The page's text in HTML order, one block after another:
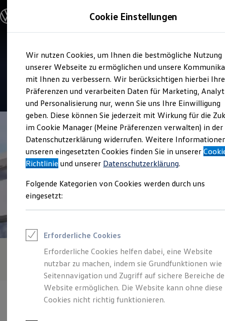
Hauptinhalt
springen
Footer
springen
Modelle und Konfigurator
Modelle vergleichen
Elektroautos
ENERGY Sondermodelle
Nutzfahrzeuge
SUV und CUV
Familienautos
Kombis
Kompaktwagen
Sportwagen
Schnell verfügbare Fahrzeuge
Angebote und Produkte
Aktuelle Angebote
E-Auto-Förderung
Volkswagen Marktplatz
Junge Gebrauchtwagen und Gebrauchtwagen
Volkswagen Zertifizierte Gebrauchtwagen
Zubehör- und Serviceangebote
Leasing
Leasing-Angebote
Gebrauchtwagen Leasing
Junge Gebrauchtwagen-Leasing
Elektroauto Leasing
Kleinwagen-Leasing
Leasing ohne Anzahlung
Finanzierung
Service
Hille und Walther
4.9| 534 Bewertungen
Cookie Einstellungen
Wir nutzen Cookies, um Ihnen die bestmögliche Nutzung
unserer Webseite zu ermöglichen und unsere
mit Ihnen zu verbessern. Wir berücksichtigen hierbei Ihre
Präferenzen und verarbeiten Daten für Marketing,
und Personalisierung nur, wenn Sie uns Ihre Einwilligung
geben. Diese können Sie jederzeit mit Wirkung für die
im Cookie Manager (Meine Präferenzen verwalten) in der
Datenschutzerklärung widerrufen. Weitere
unseren eingesetzten Cookies finden Sie in unserer
Richtlinie und unserer Datenschutzerklärung.
Folgende Kategorien von Cookies werden durch uns
eingesetzt:
Erforderliche Cookies
Erforderliche Cookies helfen dabei, eine Website
nutzbar zu machen, indem sie Grundfunktionen wie
Seitennavigation und Zugriff auf sichere Bereiche
Website ermöglichen. Die Website kann ohne diese
Cookies nicht richtig funktionieren.